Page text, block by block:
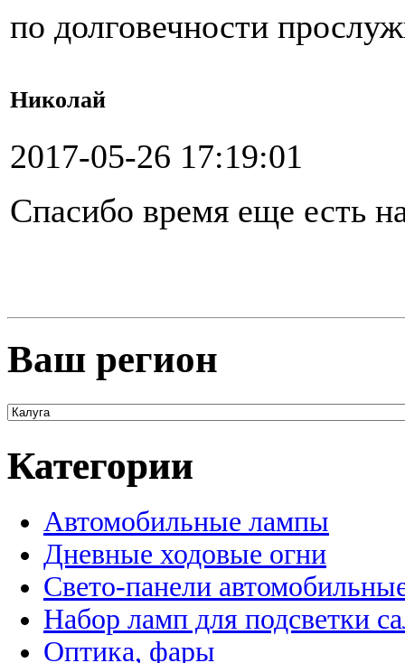
по долговечности
Николай
2017-05-26 17:19:01
Спасибо время еще есть
Ваш регион
Категории
Автомобильные лампы
Дневные ходовые огни
Свето-панели
Набор ламп для подсветки
Оптика, фары